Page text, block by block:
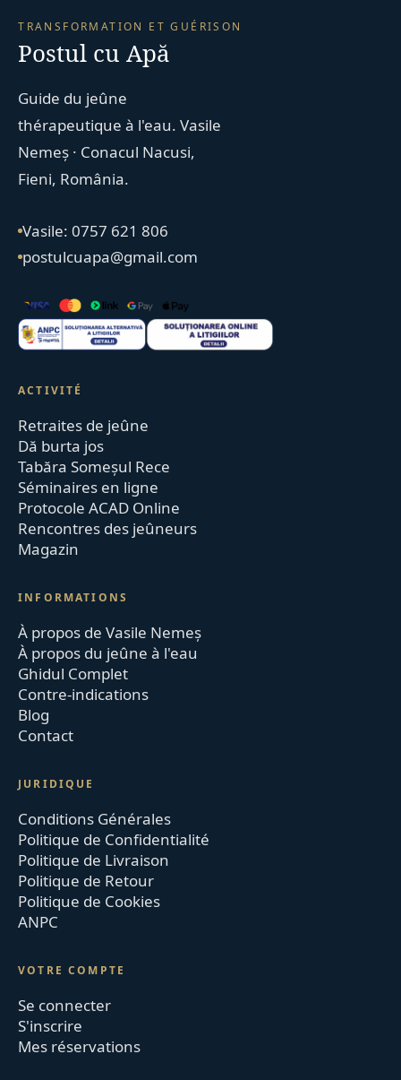
TRANSFORMATION ET GUÉRISON
Postul cu Apă
Guide du jeûne
thérapeutique à l'eau. Vasile
Nemeș · Conacul Nacusi,
Fieni, România.
Vasile: 0757 621 806
postulcuapa@gmail.com
ACTIVITÉ
Retraites de jeûne
Dă burta jos
Tabăra Someșul Rece
Séminaires en ligne
Protocole ACAD Online
Rencontres des jeûneurs
Magazin
INFORMATIONS
À propos de Vasile Nemeș
À propos du jeûne à l'eau
Ghidul Complet
Contre-indications
Blog
Contact
JURIDIQUE
Conditions Générales
Politique de Confidentialité
Politique de Livraison
Politique de Retour
Politique de Cookies
ANPC
VOTRE COMPTE
Se connecter
S'inscrire
Mes réservations